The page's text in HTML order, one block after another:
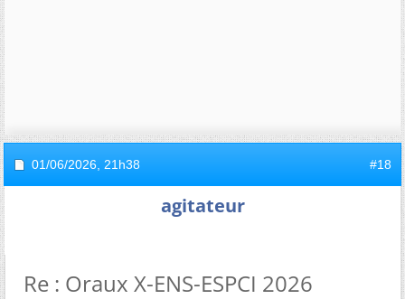
01/06/2026, 21h38 #18
agitateur
Re : Oraux X-ENS-ESPCI 2026